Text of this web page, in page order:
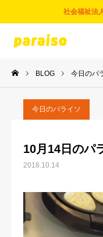
社会福祉法
BLOG 今日のパ
今日のパライソ
10月14日のパ
2018.10.14
お問合せ
アクセス
事業とサービス
パライソブログ